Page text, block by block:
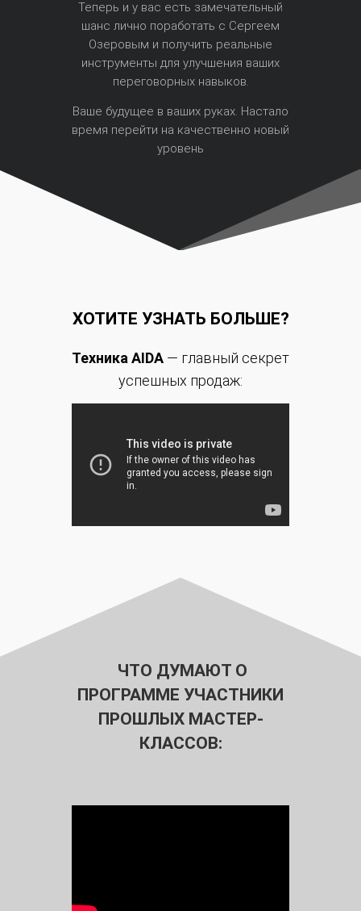
Теперь и у вас есть замечательный
шанс лично поработать с Сергеем
Озеровым и получить реальные
инструменты для улучшения ваших
переговорных навыков.
Ваше будущее в ваших руках. Настало
время перейти на качественно новый
уровень
ХОТИТЕ УЗНАТЬ БОЛЬШЕ?
Техника AIDA — главный секрет
успешных продаж:
ЧТО ДУМАЮТ О
ПРОГРАММЕ УЧАСТНИКИ
ПРОШЛЫХ МАСТЕР-
КЛАССОВ: